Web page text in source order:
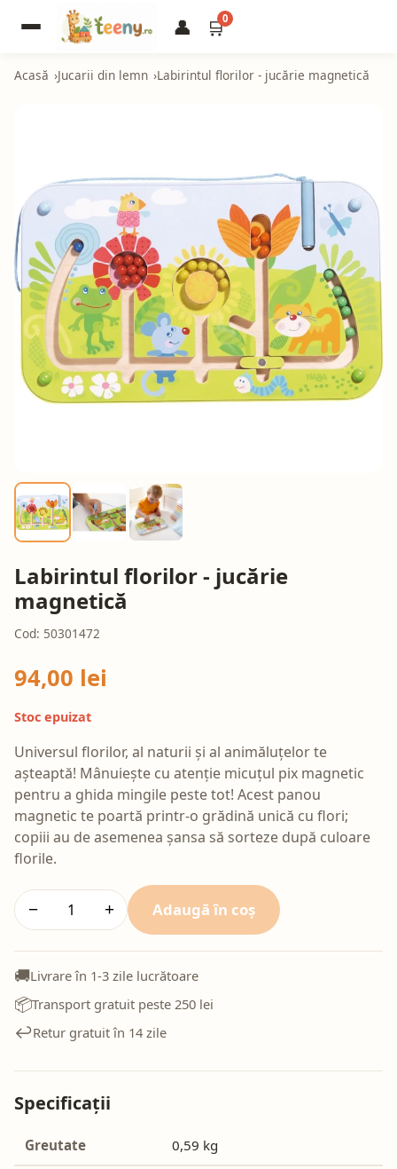
👤 🛒0
Acasă Jucarii din lemn Labirintul florilor - jucărie magnetică
Labirintul florilor - jucărie
magnetică
Cod: 50301472
94,00 lei
Stoc epuizat
Universul florilor, al naturii și al animăluțelor te
așteaptă! Mânuiește cu atenție micuțul pix magnetic
pentru a ghida mingile peste tot! Acest panou
magnetic te poartă printr-o grădină unică cu flori;
copiii au de asemenea șansa să sorteze după culoare
florile.
− + Adaugă în coș
🚚Livrare în 1-3 zile lucrătoare
📦Transport gratuit peste 250 lei
↩️Retur gratuit în 14 zile
Specificații
Greutate 0,59 kg